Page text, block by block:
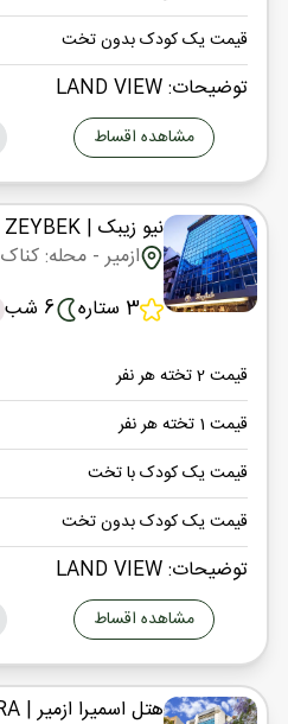
قیمت یک کودک بدون تخت
توضیحات: LAND VIEW
مشاهده اقساط
نیو زیبک | THE NEW ZEYBEK
ازمیر- محله: کناک
3 ستاره
6 شب
قیمت 2 تخته هر نفر
قیمت 1 تخته هر نفر
قیمت یک کودک با تخت
قیمت یک کودک بدون تخت
توضیحات: LAND VIEW
مشاهده اقساط
هتل اسمیرا ازمیر| ISMIRA